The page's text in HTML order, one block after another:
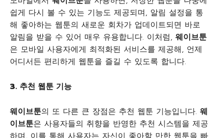
쉽게 다시 볼 수 있는 기능도 제공되며, 알림 설정을 통
해 좋아하는 웹툰의 새로운 회차가 업데이트되면 바로
알림을 받을 수 있어 매우 유용합니다. 이처럼, 웨이브툰
은 모바일 사용자에게 최적화된 서비스를 제공해, 언제
어디서든 편리하게 웹툰을 즐길 수 있도록 합니다.
3. 추천 웹툰 기능
웨이브툰의 또 다른 큰 장점은 추천 웹툰 기능입니다. 웨
이브툰은 사용자들의 취향을 반영한 추천 시스템을 제공